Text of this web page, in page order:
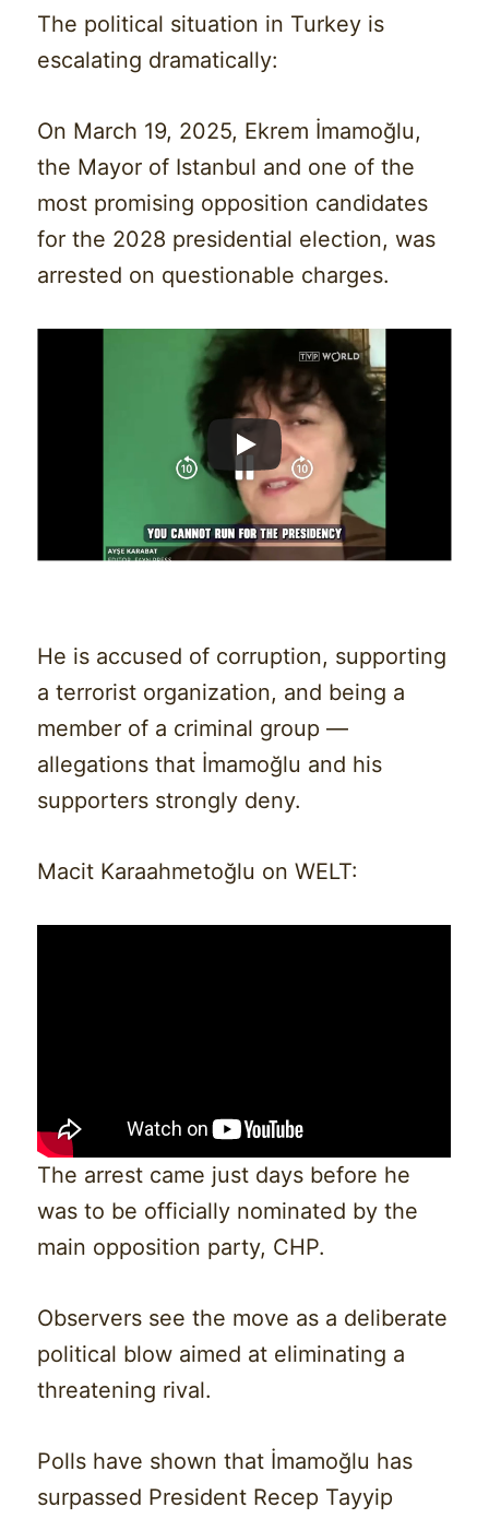
The political situation in Turkey is
escalating dramatically:
On March 19, 2025, Ekrem İmamoğlu,
the Mayor of Istanbul and one of the
most promising opposition candidates
for the 2028 presidential election, was
arrested on questionable charges.
He is accused of corruption, supporting
a terrorist organization, and being a
member of a criminal group —
allegations that İmamoğlu and his
supporters strongly deny.
Macit Karaahmetoğlu on WELT:
The arrest came just days before he
was to be officially nominated by the
main opposition party, CHP.
Observers see the move as a deliberate
political blow aimed at eliminating a
threatening rival.
Polls have shown that İmamoğlu has
surpassed President Recep Tayyip